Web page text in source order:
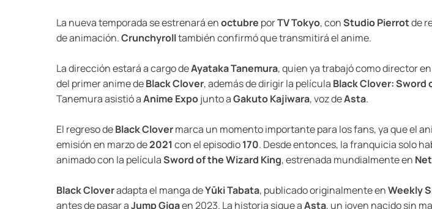
La nueva temporada se estrenará enoctubre porTV Tokyo, conStudio Pierrotde
de animación.Crunchyrolltambién confirmó que transmitirá el anime.
La dirección estará a cargo deAyataka Tanemura, quien ya trabajó como director
del primer anime deBlack Clover, además de dirigir la película Black Clover: Sword
Tanemura asistió aAnime Expojunto aGakuto Kajiwara, voz deAsta.
El regreso deBlack Clovermarca un momento importante para los fans, ya que el
emisión en marzo de2021 con el episodio170. Desde entonces, la franquicia solo
animado con la películaSword of the Wizard King, estrenada mundialmente en
Black Cloveradapta el manga deYūki Tabata, publicado originalmente enWeekly
antes de pasar aJump Gigaen 2023. La historia sigue aAsta, un joven nacido sin